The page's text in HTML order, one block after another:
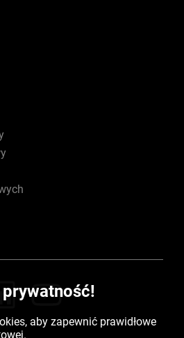
aby zapewnić prawidłowe